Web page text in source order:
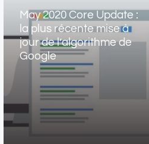
May 2020 Core Update :
la plus récente mise à
jour de l’algorithme de
Google